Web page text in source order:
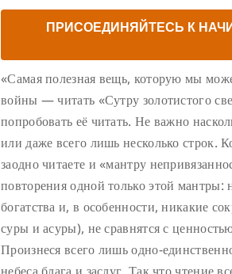
ПРИСОЕДИНЯЙТЕСЬ К
«Самая полезная вещь, которую мы
войны — читать «Сутру золотистого
попробовать её читать. Не важно
или даже всего лишь несколько строк.
заодно читаете и «мантру
повторения одной только этой мантры:
богатства и, в особенности, никакие
суры и асуры), не сравнятся с
Произнеся всего лишь одно-